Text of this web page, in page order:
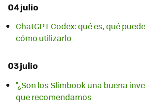
04 julio
ChatGPT Codex: qué es, qué
cómo utilizarlo
03 julio
"¿Son los Slimbook una buena
que recomendamos